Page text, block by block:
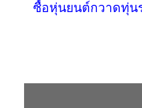
ซื้อหุ่นยนต์กวาดทุ่น